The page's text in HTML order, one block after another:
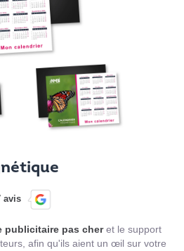
avis
publicitaire pas cheret le support
afin qu'ils aient un œil sur votre